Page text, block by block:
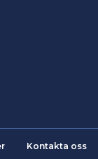
Kontakta oss